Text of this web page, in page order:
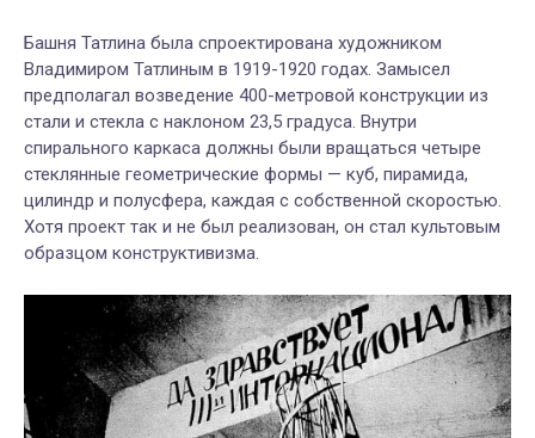
Башня Татлина была спроектирована художником
Владимиром Татлиным в 1919-1920 годах. Замысел
предполагал возведение 400-метровой конструкции из
стали и стекла с наклоном 23,5 градуса. Внутри
спирального каркаса должны были вращаться четыре
стеклянные геометрические формы — куб, пирамида,
цилиндр и полусфера, каждая с собственной скоростью.
Хотя проект так и не был реализован, он стал культовым
образцом конструктивизма.